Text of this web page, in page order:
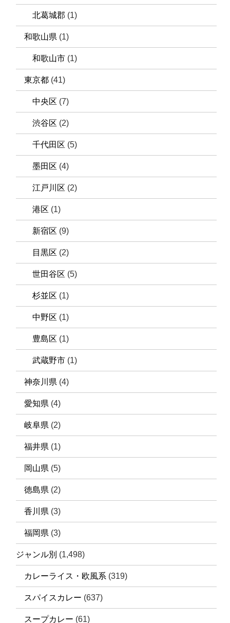
北葛城郡 (1)
和歌山県 (1)
和歌山市 (1)
東京都 (41)
中央区 (7)
渋谷区 (2)
千代田区 (5)
墨田区 (4)
江戸川区 (2)
港区 (1)
新宿区 (9)
目黒区 (2)
世田谷区 (5)
杉並区 (1)
中野区 (1)
豊島区 (1)
武蔵野市 (1)
神奈川県 (4)
愛知県 (4)
岐阜県 (2)
福井県 (1)
岡山県 (5)
徳島県 (2)
香川県 (3)
福岡県 (3)
ジャンル別 (1,498)
カレーライス・欧風系 (319)
スパイスカレー (637)
スープカレー (61)